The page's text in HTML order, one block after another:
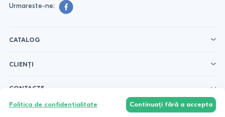
Urmareste-ne:
CATALOG
CLIENȚI
CONTACTE
Politica de confidențialitate Continuați fără a accepta